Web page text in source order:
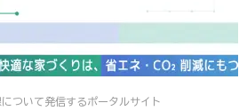
ついて発信するポータルサイト